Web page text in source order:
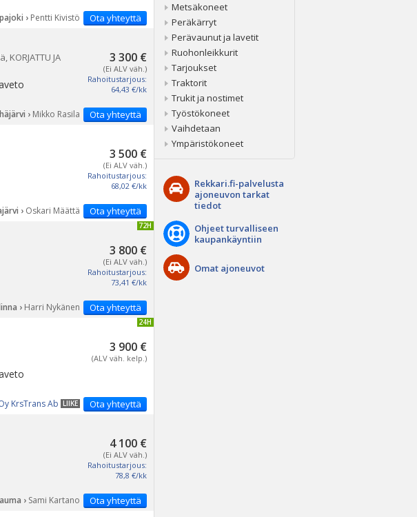
Ota yhteyttä
› Pentti Kivistö
3 300 €
(Ei ALV väh.)
Rahoitustarjous:
64,43 €/kk
JA
Ota yhteyttä
› Mikko Rasila
3 500 €
(Ei ALV väh.)
Rahoitustarjous:
68,02 €/kk
Ota yhteyttä
› Oskari Määttä
PÄIVITETTY 72H
3 800 €
(Ei ALV väh.)
Rahoitustarjous:
73,41 €/kk
Ota yhteyttä
› Harri Nykänen
PÄIVITETTY 24H
3 900 €
(ALV väh. kelp.)
Ota yhteyttä
LIIKE
KrsTrans Ab
4 100 €
(Ei ALV väh.)
Rahoitustarjous:
78,8 €/kk
Ota yhteyttä
› Sami Kartano
Metsäkoneet
Peräkärryt
Perävaunut ja lavetit
Ruohonleikkurit
Tarjoukset
Traktorit
Trukit ja nostimet
Työstökoneet
Vaihdetaan
Ympäristökoneet
Rekkari.fi-palvelusta
ajoneuvon tarkat
tiedot
Ohjeet turvalliseen
kaupankäyntiin
Omat ajoneuvot